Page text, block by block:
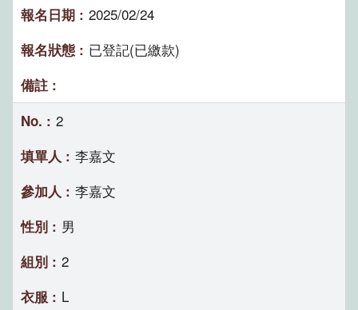
2025/02/24
已登記(已繳款)
2
李嘉文
李嘉文
男
2
L